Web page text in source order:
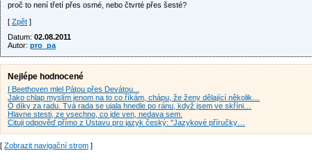
proč to není třetí přes osmé, nebo čtvrté přes šesté?
[ Zpět ]
Datum: 02.08.2011
Autor: pro_pa
Nejlépe hodnocené
I Beethoven mlel Pátou přes Devátou...
Jako chlap myslím jenom na to co říkám, chápu, že ženy dělající několik…
Ó díky za radu. Tvá rada se ujala hnedle po ránu, když jsem ve skříni…
Hlavne stesti, ze vsechno, co jde ven, nedava sem.
Cituji odpověď přímo z Ústavu pro jazyk český: "Jazykové příručky…
[ Zobrazit navigační strom ]